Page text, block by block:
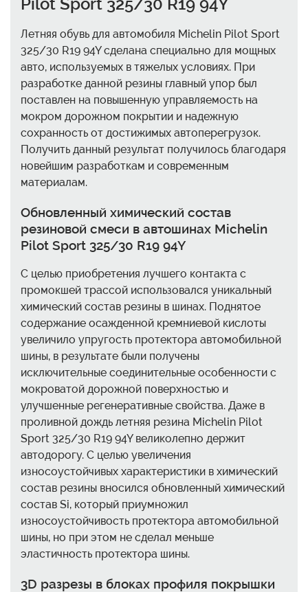
Летняя обувь для автомобиля Michelin Pilot Sport
325/30 R19 94Y сделана специально для мощных
авто, используемых в тяжелых условиях. При
разработке данной резины главный упор был
поставлен на повышенную управляемость на
мокром дорожном покрытии и надежную
сохранность от достижимых автоперегрузок.
Получить данный результат получилось благодаря
новейшим разработкам и современным
материалам.
Обновленный химический состав
резиновой смеси в автошинах Michelin
Pilot Sport 325/30 R19 94Y
С целью приобретения лучшего контакта с
промокшей трассой использовался уникальный
химический состав резины в шинах. Поднятое
содержание осажденной кремниевой кислоты
увеличило упругость протектора автомобильной
шины, в результате были получены
исключительные соединительные особенности с
мокроватой дорожной поверхностью и
улучшенные регенеративные свойства. Даже в
проливной дождь летняя резина Michelin Pilot
Sport 325/30 R19 94Y великолепно держит
автодорогу. С целью увеличения
износоустойчивых характеристики в химический
состав резины вносился обновленный химический
состав Si, который приумножил
износоустойчивость протектора автомобильной
шины, но при этом не сделал меньше
эластичность протектора шины.
3D разрезы в блоках профиля покрышки